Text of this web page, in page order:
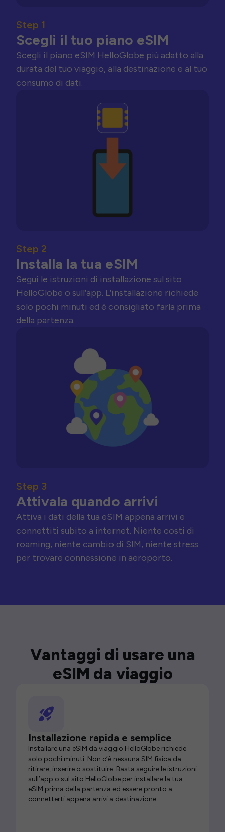
Step 1
Scegli il tuo piano eSIM
Scegli il piano eSIM HelloGlobe più adatto alla
durata del tuo viaggio, alla destinazione e al tuo
consumo di dati.
Step 2
Installa la tua eSIM
Segui le istruzioni di installazione sul sito
HelloGlobe o sull’app. L’installazione richiede
solo pochi minuti ed è consigliato farla prima
della partenza.
Step 3
Attivala quando arrivi
Attiva i dati della tua eSIM appena arrivi e
connettiti subito a internet. Niente costi di
roaming, niente cambio di SIM, niente stress
per trovare connessione in aeroporto.
Vantaggi di usare una
eSIM da viaggio
Installazione rapida e semplice
Installare una eSIM da viaggio HelloGlobe richiede
solo pochi minuti. Non c’è nessuna SIM fisica da
ritirare, inserire o sostituire. Basta seguire le istruzioni
sull’app o sul sito HelloGlobe per installare la tua
eSIM prima della partenza ed essere pronto a
connetterti appena arrivi a destinazione.